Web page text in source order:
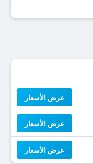
عرض الأسعار
عرض الأسعار
عرض الأسعار